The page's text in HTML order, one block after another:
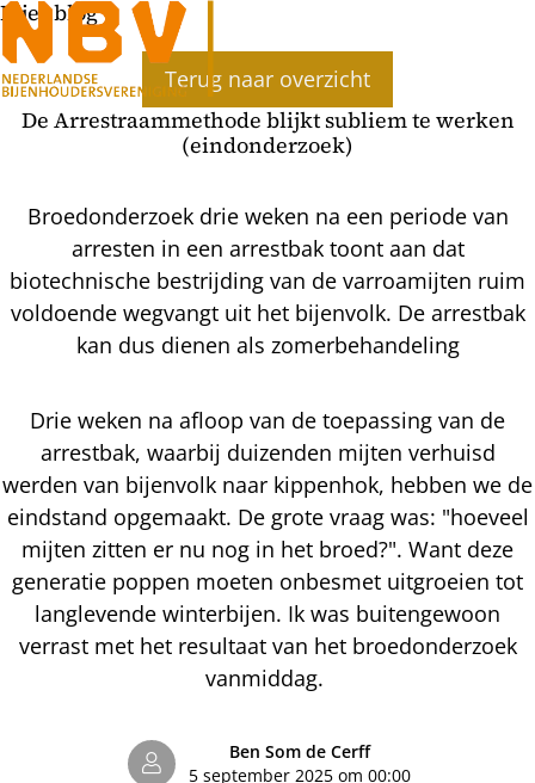
Bijenblog
Terug naar overzicht
De Arrestraammethode blijkt subliem te werken
(eindonderzoek)
Broedonderzoek drie weken na een periode van
arresten in een arrestbak toont aan dat
biotechnische bestrijding van de varroamijten ruim
voldoende wegvangt uit het bijenvolk. De arrestbak
kan dus dienen als zomerbehandeling
Drie weken na afloop van de toepassing van de
arrestbak, waarbij duizenden mijten verhuisd
werden van bijenvolk naar kippenhok, hebben we de
eindstand opgemaakt. De grote vraag was: "hoeveel
mijten zitten er nu nog in het broed?". Want deze
generatie poppen moeten onbesmet uitgroeien tot
langlevende winterbijen. Ik was buitengewoon
verrast met het resultaat van het broedonderzoek
vanmiddag.
Ben Som de Cerff
5 september 2025 om 00:00